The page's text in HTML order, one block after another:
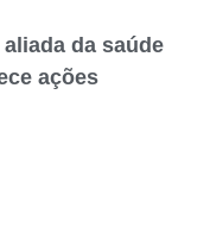
da saúde
ações